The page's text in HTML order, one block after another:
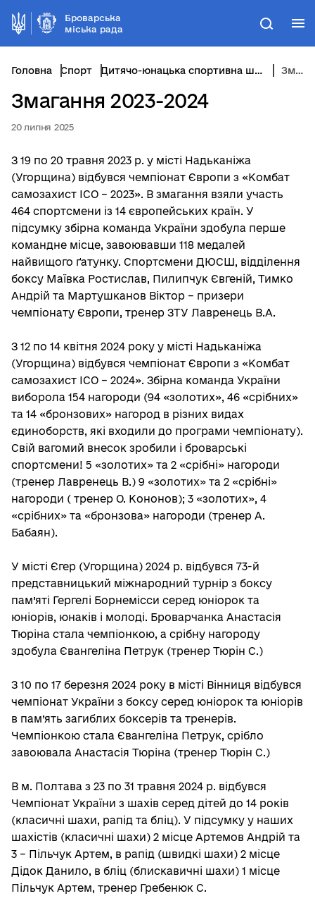
Броварська
міська рада
Пошук
Головна Спорт Дитячо-юнацька спортивна школа відділу фізичної культури та спорту Змагання 2023-2024
Змагання 2023-2024
20 липня 2025
З 19 по 20 травня 2023 р. у місті Надьканіжа
(Угорщина) відбувся чемпіонат Європи з «Комбат
самозахист ІСО – 2023». В змагання взяли участь
464 спортсмени із 14 європейських країн. У
підсумку збірна команда України здобула перше
командне місце, завоювавши 118 медалей
найвищого ґатунку. Спортсмени ДЮСШ, відділення
боксу Маївка Ростислав, Пилипчук Євгеній, Тимко
Андрій та Мартушканов Віктор – призери
чемпіонату Європи, тренер ЗТУ Лавренець В.А.
З 12 по 14 квітня 2024 року у місті Надьканіжа
(Угорщина) відбувся чемпіонат Європи з «Комбат
самозахист ІСО – 2024». Збірна команда України
виборола 154 нагороди (94 «золотих», 46 «срібних»
та 14 «бронзових» нагород в різних видах
єдиноборств, які входили до програми чемпіонату).
Свій вагомий внесок зробили і броварські
спортсмени! 5 «золотих» та 2 «срібні» нагороди
(тренер Лавренець В.) 9 «золотих» та 2 «срібні»
нагороди ( тренер О. Кононов); 3 «золотих», 4
«срібних» та «бронзова» нагороди (тренер А.
Бабаян).
У місті Єгер (Угорщина) 2024 р. відбувся 73-й
представницький міжнародний турнір з боксу
пам’яті Гергелі Борнемісси серед юніорок та
юніорів, юнаків і молоді. Броварчанка Анастасія
Тюріна стала чемпіонкою, а срібну нагороду
здобула Євангеліна Петрук (тренер Тюрін С.)
З 10 по 17 березня 2024 року в місті Вінниця відбувся
чемпіонат України з боксу серед юніорок та юніорів
в пам’ять загиблих боксерів та тренерів.
Чемпіонкою стала Євангеліна Петрук, срібло
завоювала Анастасія Тюріна (тренер Тюрін С.)
В м. Полтава з 23 по 31 травня 2024 р. відбувся
Чемпіонат України з шахів серед дітей до 14 років
(класичні шахи, рапід та бліц). У підсумку у наших
шахістів (класичні шахи) 2 місце Артемов Андрій та
3 – Пільчук Артем, в рапід (швидкі шахи) 2 місце
Дідок Данило, в бліц (блискавичні шахи) 1 місце
Пільчук Артем, тренер Гребенюк С.